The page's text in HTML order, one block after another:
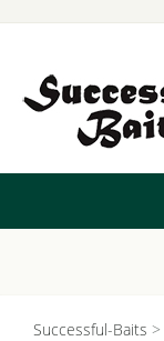
Successful-Baits >